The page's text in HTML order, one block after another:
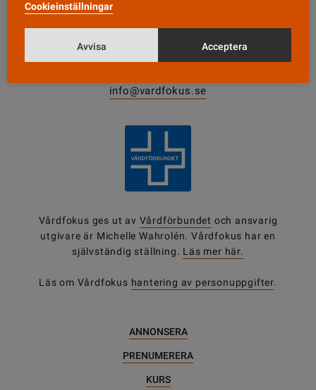
Box 3207
103 64 Stockholm
info@vardfokus.se
Vårdfokus ges ut av Vårdförbundet och ansvarig
utgivare är Michelle Wahrolén. Vårdfokus har en
självständig ställning. Läs mer här.
Läs om Vårdfokus hantering av personuppgifter.
ANNONSERA
PRENUMERERA
KURS
Cookieinställningar
Avvisa Acceptera